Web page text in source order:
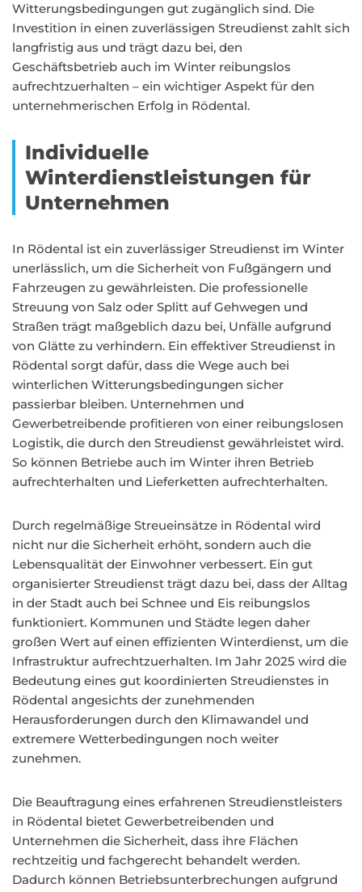
Witterungsbedingungen gut zugänglich sind. Die
Investition in einen zuverlässigen Streudienst zahlt sich
langfristig aus und trägt dazu bei, den
Geschäftsbetrieb auch im Winter reibungslos
aufrechtzuerhalten – ein wichtiger Aspekt für den
unternehmerischen Erfolg in Rödental.
Individuelle
Winterdienstleistungen für
Unternehmen
In Rödental ist ein zuverlässiger Streudienst im Winter
unerlässlich, um die Sicherheit von Fußgängern und
Fahrzeugen zu gewährleisten. Die professionelle
Streuung von Salz oder Splitt auf Gehwegen und
Straßen trägt maßgeblich dazu bei, Unfälle aufgrund
von Glätte zu verhindern. Ein effektiver Streudienst in
Rödental sorgt dafür, dass die Wege auch bei
winterlichen Witterungsbedingungen sicher
passierbar bleiben. Unternehmen und
Gewerbetreibende profitieren von einer reibungslosen
Logistik, die durch den Streudienst gewährleistet wird.
So können Betriebe auch im Winter ihren Betrieb
aufrechterhalten und Lieferketten aufrechterhalten.
Durch regelmäßige Streueinsätze in Rödental wird
nicht nur die Sicherheit erhöht, sondern auch die
Lebensqualität der Einwohner verbessert. Ein gut
organisierter Streudienst trägt dazu bei, dass der Alltag
in der Stadt auch bei Schnee und Eis reibungslos
funktioniert. Kommunen und Städte legen daher
großen Wert auf einen effizienten Winterdienst, um die
Infrastruktur aufrechtzuerhalten. Im Jahr 2025 wird die
Bedeutung eines gut koordinierten Streudienstes in
Rödental angesichts der zunehmenden
Herausforderungen durch den Klimawandel und
extremere Wetterbedingungen noch weiter
zunehmen.
Die Beauftragung eines erfahrenen Streudienstleisters
in Rödental bietet Gewerbetreibenden und
Unternehmen die Sicherheit, dass ihre Flächen
rechtzeitig und fachgerecht behandelt werden.
Dadurch können Betriebsunterbrechungen aufgrund